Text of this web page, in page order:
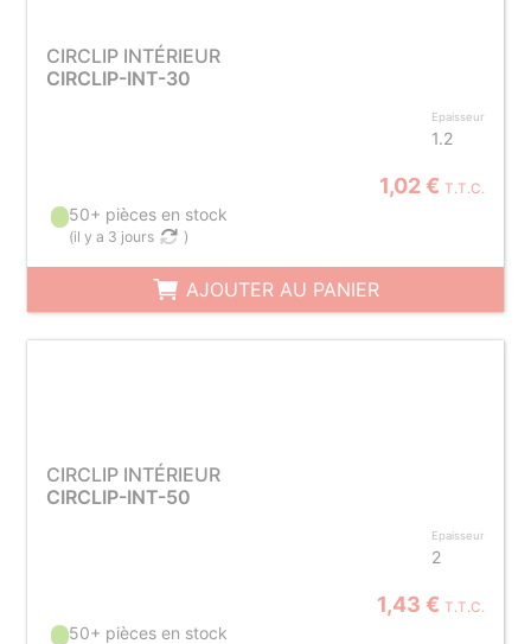
CIRCLIP INTÉRIEUR
CIRCLIP-INT-30
Epaisseur
1.2
1,02 € T.T.C.
50+ pièces en stock
(il y a 3 jours )
AJOUTER AU PANIER
CIRCLIP INTÉRIEUR
CIRCLIP-INT-50
Epaisseur
2
1,43 € T.T.C.
50+ pièces en stock